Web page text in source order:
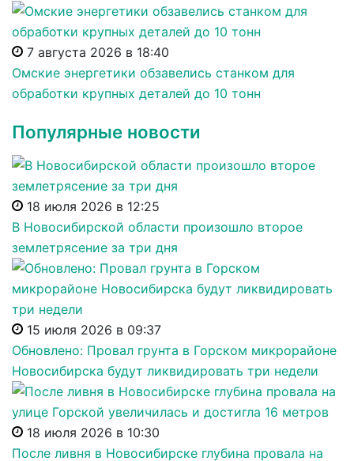
7 августа 2026 в 18:40
Омские энергетики обзавелись станком для
обработки крупных деталей до 10 тонн
Популярные новости
18 июля 2026 в 12:25
В Новосибирской области произошло второе
землетрясение за три дня
15 июля 2026 в 09:37
Обновлено: Провал грунта в Горском микрорайоне
Новосибирска будут ликвидировать три недели
18 июля 2026 в 10:30
После ливня в Новосибирске глубина провала на